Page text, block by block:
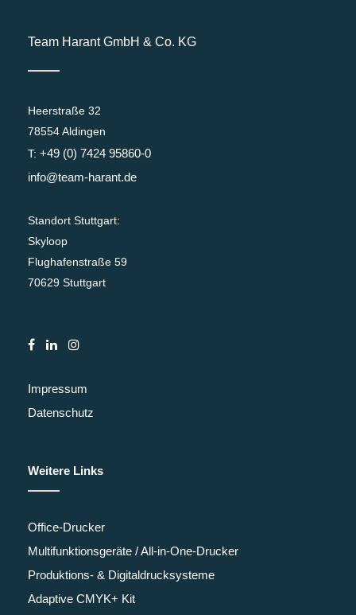
Team Harant GmbH & Co. KG
Heerstraße 32
78554 Aldingen
T: +49 (0) 7424 95860-0
info@team-harant.de
Standort Stuttgart:
Skyloop
Flughafenstraße 59
70629 Stuttgart
Impressum
Datenschutz
Weitere Links
Office-Drucker
Multifunktionsgeräte / All-in-One-Drucker
Produktions- & Digitaldrucksysteme
Adaptive CMYK+ Kit